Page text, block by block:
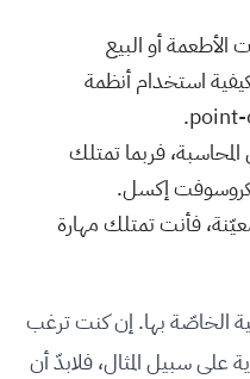
أو البيع
استخدام أنظمة
فربما تمتلك
إكسل.
فأنت تمتلك مهارة
الخاصّة بها. إن كنت ترغب
على سبيل المثال، فلابدّ أن